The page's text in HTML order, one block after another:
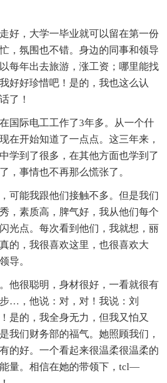
好，大学一毕业就可以留在第一份
，氛围也不错。身边的同事和领导
每年出去旅游，涨工资；哪里能找
好好珍惜吧！是的，我也这么认
了！
国际电工工作了3年多。从一个什
在开始知道了一点点。这三年来，
学到了很多，在其他方面也学到了
，事情也不再那么慌张了。
可能我跟他们接触不多。但是我们
，素质高，脾气好，我从他们每个
光点。每次看到他们，我就想，丽
的，我很喜欢这里，也很喜欢大
导。
他很聪明，身材很好，一看就很有
…，他说：对，对！我说：刘
是的，我全身无力，但我又怕又
我们财务部的福气。她照顾我们，
的好。一个看起来很温柔很温柔的
量。相信在她的带领下，tcl—